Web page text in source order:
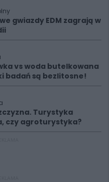
gwiazdy EDM zagrają w
vs woda butelkowana
badań są bezlitosne!
Turystyka
czy agroturystyka?